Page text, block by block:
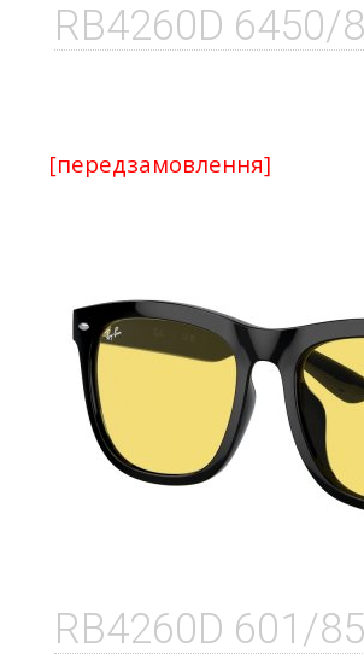
RB4260D 6450/
RB4260D 601/85
[передзамовлення]